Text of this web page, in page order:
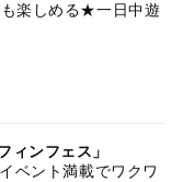
楽しめる★一日中遊
ィンフェス」
ベント満載でワクワ